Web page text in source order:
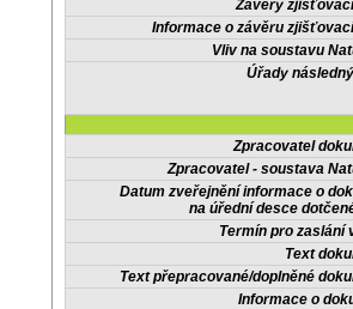
Závěry
Informace o závěru
Vliv na soustavu
Úřady
Zpracovatel
Zpracovatel - soustava
Datum zveřejnění informace o
na úřední desce
Termín pro zaslání
Text
Text přepracované/doplněné
Informace o